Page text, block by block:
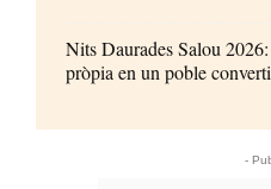
Nits Daurades Salou
pròpia en un poble
-